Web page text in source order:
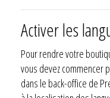
Activer les
Pour rendre votre
vous devez commencer
dans le back-office de